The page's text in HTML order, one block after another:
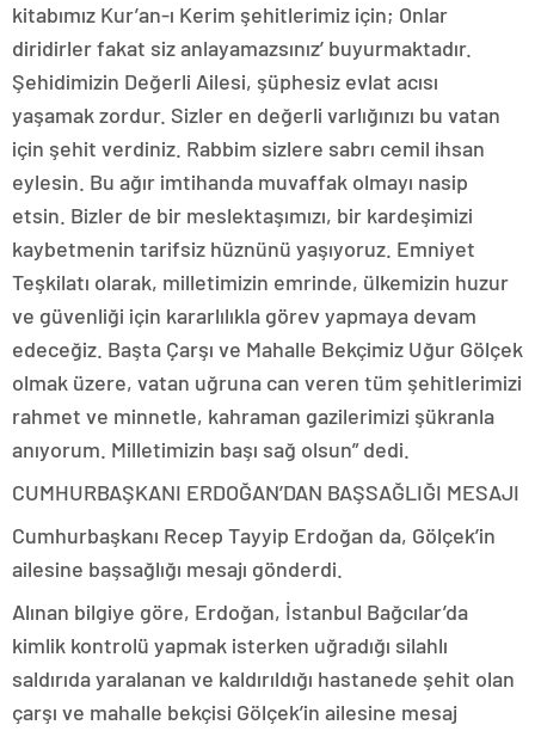
kitabımız Kur’an-ı Kerim şehitlerimiz için; Onlar
diridirler fakat siz anlayamazsınız’ buyurmaktadır.
Şehidimizin Değerli Ailesi, şüphesiz evlat acısı
yaşamak zordur. Sizler en değerli varlığınızı bu vatan
için şehit verdiniz. Rabbim sizlere sabrı cemil ihsan
eylesin. Bu ağır imtihanda muvaffak olmayı nasip
etsin. Bizler de bir meslektaşımızı, bir kardeşimizi
kaybetmenin tarifsiz hüznünü yaşıyoruz. Emniyet
Teşkilatı olarak, milletimizin emrinde, ülkemizin huzur
ve güvenliği için kararlılıkla görev yapmaya devam
edeceğiz. Başta Çarşı ve Mahalle Bekçimiz Uğur Gölçek
olmak üzere, vatan uğruna can veren tüm şehitlerimizi
rahmet ve minnetle, kahraman gazilerimizi şükranla
anıyorum. Milletimizin başı sağ olsun” dedi.
CUMHURBAŞKANI ERDOĞAN’DAN BAŞSAĞLIĞI MESAJI
Cumhurbaşkanı Recep Tayyip Erdoğan da, Gölçek’in
ailesine başsağlığı mesajı gönderdi.
Alınan bilgiye göre, Erdoğan, İstanbul Bağcılar’da
kimlik kontrolü yapmak isterken uğradığı silahlı
saldırıda yaralanan ve kaldırıldığı hastanede şehit olan
çarşı ve mahalle bekçisi Gölçek’in ailesine mesaj